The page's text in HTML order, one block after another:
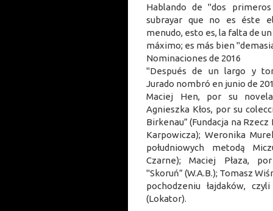
Hablando de "dos
subrayar que no es éste
menudo, esto es, la falta de
máximo; es más bien
Nominaciones de 2016
"Después de un largo y
Jurado nombró en junio de
Maciej Hen, por su novela
Agnieszka Kłos, por su
Birkenau” (Fundacja na
Karpowicza); Weronika
południowych metodą
Czarne); Maciej Płaza,
"Skoruń” (W.A.B.); Tomasz
pochodzeniu łajdaków,
(Lokator).